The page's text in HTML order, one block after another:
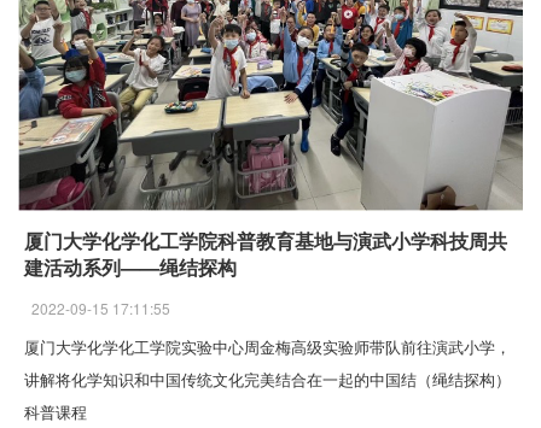
厦门大学化学化工学院科普教育基地与演武小学科技周共
建活动系列——绳结探构
2022-09-15 17:11:55
厦门大学化学化工学院实验中心周金梅高级实验师带队前往演武小学，
讲解将化学知识和中国传统文化完美结合在一起的中国结（绳结探构）
科普课程